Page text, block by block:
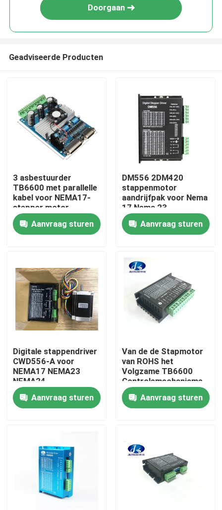
Huis
Ongeveer ons
Fabrieksreis
Kwaliteitscontrole
Contacteer ons
Verzoek om een Citaat
met een ingebouwde stapsservo-motor
Geïntegreerde DC-servomotor
Doorgaan
Geadviseerde Producten
3 asbestuurder
TB6600 met parallelle
kabel voor NEMA17-
stepper motor
Aanvraag sturen
DM556 2DM420
stappenmotor
aandrijfpak voor Nema
17 Nema 23
Aanvraag sturen
Digitale stappendriver
CWD556-A voor
NEMA17 NEMA23
NEMA24
Aanvraag sturen
Van de de Stapmotor
van ROHS het
Volgzame TB6600
Controlemechanisme
9V - 42VDC 0.5A -
4.0A voor Stepper
Motor
Aanvraag sturen